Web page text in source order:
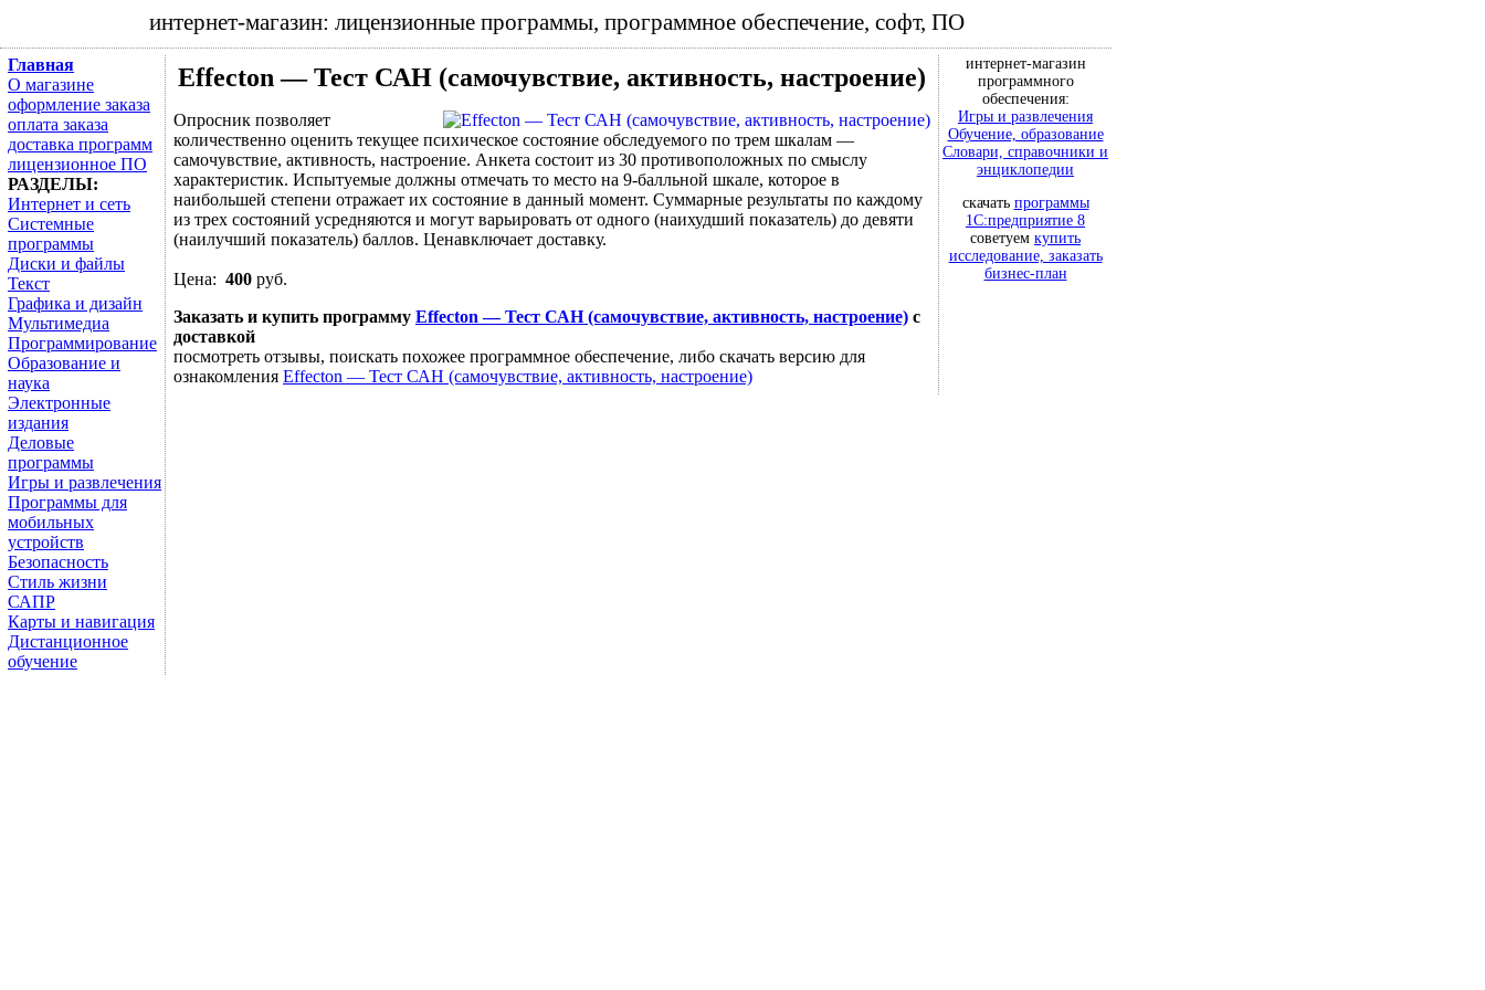
интернет-магазин: лицензионные программы, программное обеспечение, софт, ПО
Главная
О магазине
оформление заказа
оплата заказа
доставка программ
лицензионное ПО
РАЗДЕЛЫ:
Интернет и сеть
Системные
программы
Диски и файлы
Текст
Графика и дизайн
Мультимедиа
Программирование
Образование и
наука
Электронные
издания
Деловые
программы
Игры и развлечения
Программы для
мобильных
устройств
Безопасность
Стиль жизни
САПР
Карты и навигация
Дистанционное
обучение
Effecton — Тест САН (самочувствие, активность, настроение)
Опросник позволяет
количественно оценить текущее психическое состояние обследуемого по трем шкалам —
самочувствие, активность, настроение. Анкета состоит из 30 противоположных по смыслу
характеристик. Испытуемые должны отмечать то место на 9-балльной шкале, которое в
наибольшей степени отражает их состояние в данный момент. Суммарные результаты по каждому
из трех состояний усредняются и могут варьировать от одного (наихудший показатель) до девяти
(наилучший показатель) баллов. Ценавключает доставку.
Цена: 400 руб.
Заказать и купить программу Effecton — Тест САН (самочувствие, активность, настроение) с
доставкой
посмотреть отзывы, поискать похожее программное обеспечение, либо скачать версию для
ознакомления Effecton — Тест САН (самочувствие, активность, настроение)
интернет-магазин
программного
обеспечения:
Игры и развлечения
Обучение, образование
Словари, справочники и
энциклопедии
скачать программы
1С:предприятие 8
советуем купить
исследование, заказать
бизнес-план